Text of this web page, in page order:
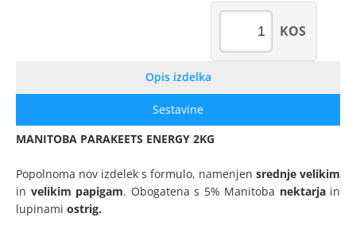
KOS
Opis izdelka
Sestavine
MANITOBA PARAKEETS ENERGY 2KG
Popolnoma nov izdelek s formulo, namenjen srednje velikim
in velikim papigam. Obogatena s 5% Manitoba nektarjain
lupinami ostrig.